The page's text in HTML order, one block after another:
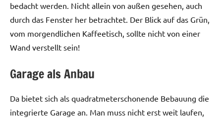
bedacht werden. Nicht allein von außen gesehen, auch
durch das Fenster her betrachtet. Der Blick auf das Grün,
vom morgendlichen Kaffeetisch, sollte nicht von einer
Wand verstellt sein!
Garage als Anbau
Da bietet sich als quadratmeterschonende Bebauung die
integrierte Garage an. Man muss nicht erst weit laufen,